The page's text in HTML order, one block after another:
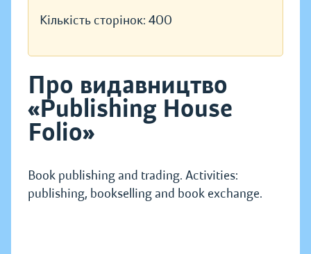
Кількість сторінок: 400
Про видавництво
«Publishing House
Folio»
Book publishing and trading. Activities:
publishing, bookselling and book exchange.